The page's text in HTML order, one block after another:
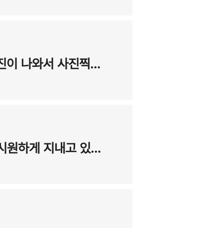
5월의 BEST 후기 - 아무렇게나 찍어도 만족스러운 사진이 나와서 사진찍는 게 즐거워졌어요!-비중격만곡증,비염,비밸브,코수술 후기
4월의 BEST 후기 - 콧구멍이 8개가 된듯한 기분으로 시원하게 지내고 있습니다. - 비중격,비염,비밸브,코성형 수술후기